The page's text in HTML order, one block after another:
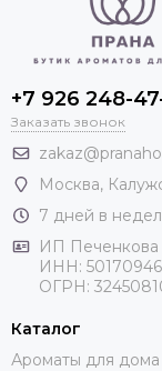
+7 926 248-
Заказать звонок
Москва,
7 дней в
ИП Печенкова
ИНН:
ОГРН:
Каталог
Ароматы для дома